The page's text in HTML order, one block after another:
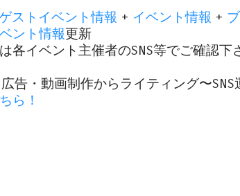
ストイベント情報 + イベント情報 +
ント情報更新
各イベント主催者のSNS等でご確認下
告・動画制作からライティング〜SNS
ら！